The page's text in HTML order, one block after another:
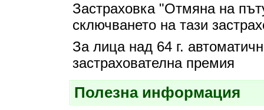
Застраховка "Отмяна на
сключването на тази
За лица над 64 г.
застрахователна премия
Полезна информация